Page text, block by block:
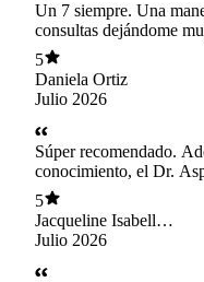
Un 7 siempre. Una
consultas dejándome
proceso!
5
Daniela Ortiz
Julio 2026
Súper recomendado.
conocimiento, el Dr.
empatía, su capacidad
humana. Sentirse
y ver una evolución tan
no tiene precio.
5
Jacqueline Isabella
Hassell Embus
Julio 2026